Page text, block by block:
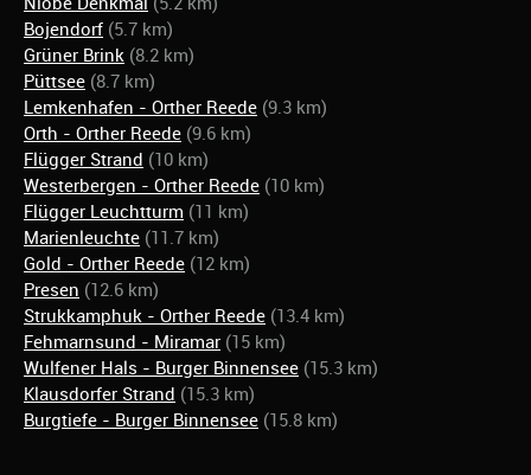
Bojendorf (5.7 km)
Grüner Brink (8.2 km)
Püttsee (8.7 km)
Lemkenhafen - Orther Reede (9.3 km)
Orth - Orther Reede (9.6 km)
Flügger Strand (10 km)
Westerbergen - Orther Reede (10 km)
Flügger Leuchtturm (11 km)
Marienleuchte (11.7 km)
Gold - Orther Reede (12 km)
Presen (12.6 km)
Strukkamphuk - Orther Reede (13.4 km)
Fehmarnsund - Miramar (15 km)
Wulfener Hals - Burger Binnensee (15.3 km)
Klausdorfer Strand (15.3 km)
Burgtiefe - Burger Binnensee (15.8 km)